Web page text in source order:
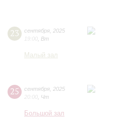
23 сентября 2025
19:00 Вт
Малый зал
25 сентября 2025
20:00 Чт
Большой зал